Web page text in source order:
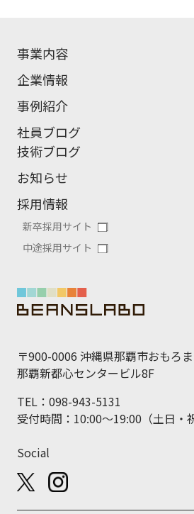
事業内容
企業情報
事例紹介
社員ブログ
技術ブログ
お知らせ
採用情報
新卒採用サイト
中途採用サイト
〒900-0006 沖縄県那覇市おもろ
那覇新都心センタービル8F
TEL：098-943-5131
受付時間：10:00～19:00（土日・
Social